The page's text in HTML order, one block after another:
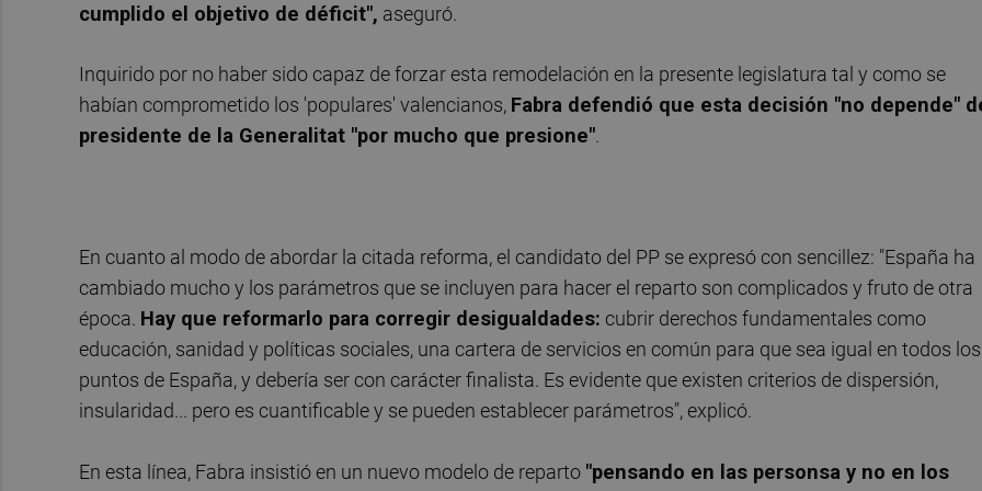
cumplido el objetivo de déficit", aseguró.
Inquirido por no haber sido capaz de forzar esta remodelación en la presente legislatura tal y como se
habían comprometido los 'populares' valencianos, Fabra defendió que esta decisión "no depende"
presidente de la Generalitat "por mucho que presione".
En cuanto al modo de abordar la citada reforma, el candidato del PP se expresó con sencillez: "España ha
cambiado mucho y los parámetros que se incluyen para hacer el reparto son complicados y fruto de otra
época. Hay que reformarlo para corregir desigualdades: cubrir derechos fundamentales como
educación, sanidad y políticas sociales, una cartera de servicios en común para que sea igual en todos los
puntos de España, y debería ser con carácter finalista. Es evidente que existen criterios de dispersión,
insularidad... pero es cuantificable y se pueden establecer parámetros", explicó.
En esta línea, Fabra insistió en un nuevo modelo de reparto "pensando en las personsa y no en los